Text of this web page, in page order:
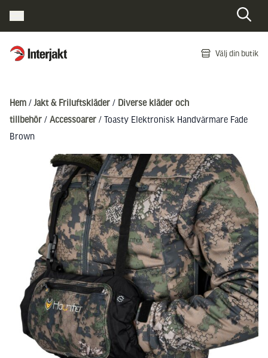
Interjakt SE Välj din butik
Hem / Jakt & Friluftskläder / Diverse kläder och
tillbehör / Accessoarer / Toasty Elektronisk Handvärmare Fade
Brown